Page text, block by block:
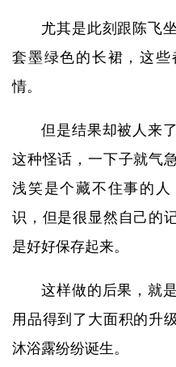
尤其是此刻跟陈飞
套墨绿色的长裙，这
情。
但是结果却被人来
这种怪话，一下子就气
浅笑是个藏不住事的
识，但是很显然自己的
是好好保存起来。
这样做的后果，就
用品得到了大面积的升
沐浴露纷纷诞生。